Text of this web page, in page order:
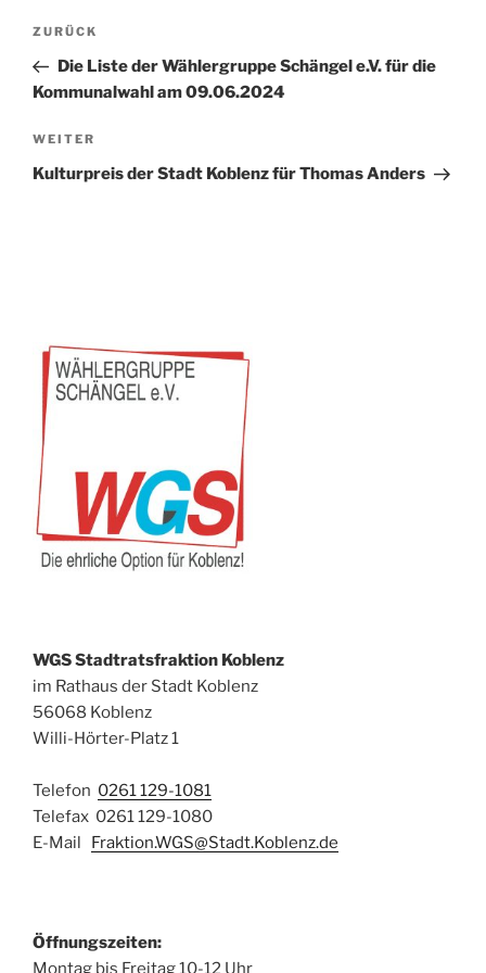
Beitragsnavigation
Vorheriger
Beitrag
ZURÜCK
Die Liste der Wählergruppe Schängel e.V. für die
Kommunalwahl am 09.06.2024
Nächster
Beitrag
WEITER
Kulturpreis der Stadt Koblenz für Thomas Anders
WGS Stadtratsfraktion Koblenz
im Rathaus der Stadt Koblenz
56068 Koblenz
Willi-Hörter-Platz 1
Telefon 0261 129-1081
Telefax 0261 129-1080
E-Mail Fraktion.WGS@Stadt.Koblenz.de
Öffnungszeiten:
Montag bis Freitag 10-12 Uhr